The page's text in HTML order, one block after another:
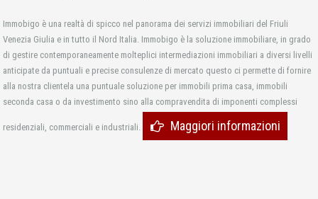
Immobigo è una realtà di spicco nel panorama dei servizi immobiliari del Friuli
Venezia Giulia e in tutto il Nord Italia. Immobigo è la soluzione immobiliare, in grado
di gestire contemporaneamente molteplici intermediazioni immobiliari a diversi livelli
anticipate da puntuali e precise consulenze di mercato questo ci permette di fornire
alla nostra clientela una puntuale soluzione per immobili prima casa, immobili
seconda casa o da investimento sino alla compravendita di imponenti complessi
residenziali, commerciali e industriali. Maggiori informazioni